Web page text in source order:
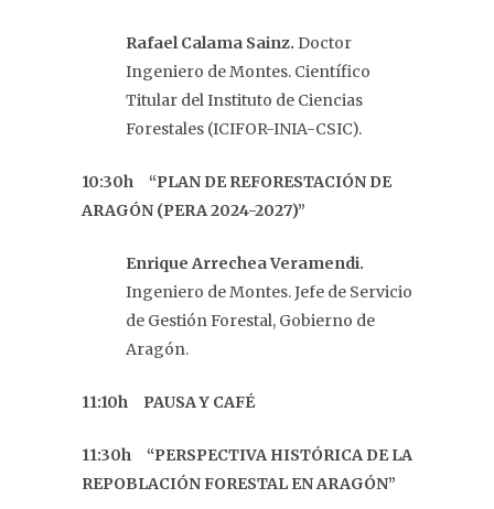
Rafael Calama Sainz. Doctor
Ingeniero de Montes. Científico
Titular del Instituto de Ciencias
Forestales (ICIFOR-INIA-CSIC).
10:30h “PLAN DE REFORESTACIÓN DE
ARAGÓN (PERA 2024-2027)”
Enrique Arrechea Veramendi.
Ingeniero de Montes. Jefe de Servicio
de Gestión Forestal, Gobierno de
Aragón.
11:10h PAUSA Y CAFÉ
11:30h “PERSPECTIVA HISTÓRICA DE LA
REPOBLACIÓN FORESTAL EN ARAGÓN”